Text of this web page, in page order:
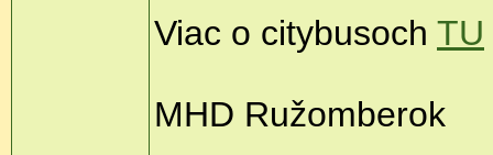
Viac o citybusoch TU
MHD Ružomberok